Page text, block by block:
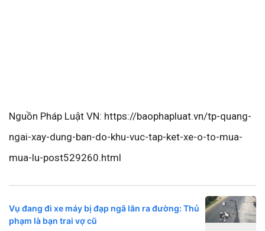
Nguồn Pháp Luật VN: https://baophapluat.vn/tp-quang-
ngai-xay-dung-ban-do-khu-vuc-tap-ket-xe-o-to-mua-
mua-lu-post529260.html
Vụ đang đi xe máy bị đạp ngã lăn ra đường: Thủ
phạm là bạn trai vợ cũ